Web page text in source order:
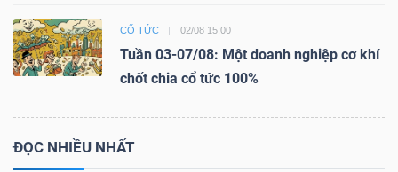
CỔ TỨC 02/08 15:00
Tuần 03-07/08: Một doanh nghiệp cơ khí
chốt chia cổ tức 100%
ĐỌC NHIỀU NHẤT